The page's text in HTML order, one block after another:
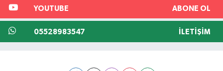
YOUTUBE ABONE OL
05528983547 İLETIŞIM